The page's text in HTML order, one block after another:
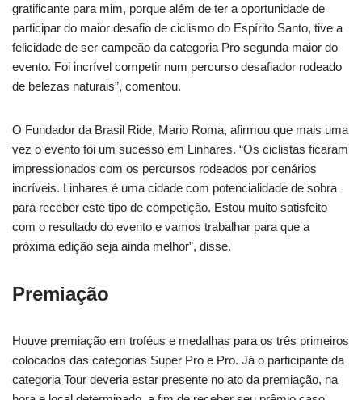
gratificante para mim, porque além de ter a oportunidade de
participar do maior desafio de ciclismo do Espírito Santo, tive a
felicidade de ser campeão da categoria Pro segunda maior do
evento. Foi incrível competir num percurso desafiador rodeado
de belezas naturais”, comentou.
O Fundador da Brasil Ride, Mario Roma, afirmou que mais uma
vez o evento foi um sucesso em Linhares. “Os ciclistas ficaram
impressionados com os percursos rodeados por cenários
incríveis. Linhares é uma cidade com potencialidade de sobra
para receber este tipo de competição. Estou muito satisfeito
com o resultado do evento e vamos trabalhar para que a
próxima edição seja ainda melhor”, disse.
Premiação
Houve premiação em troféus e medalhas para os três primeiros
colocados das categorias Super Pro e Pro. Já o participante da
categoria Tour deveria estar presente no ato da premiação, na